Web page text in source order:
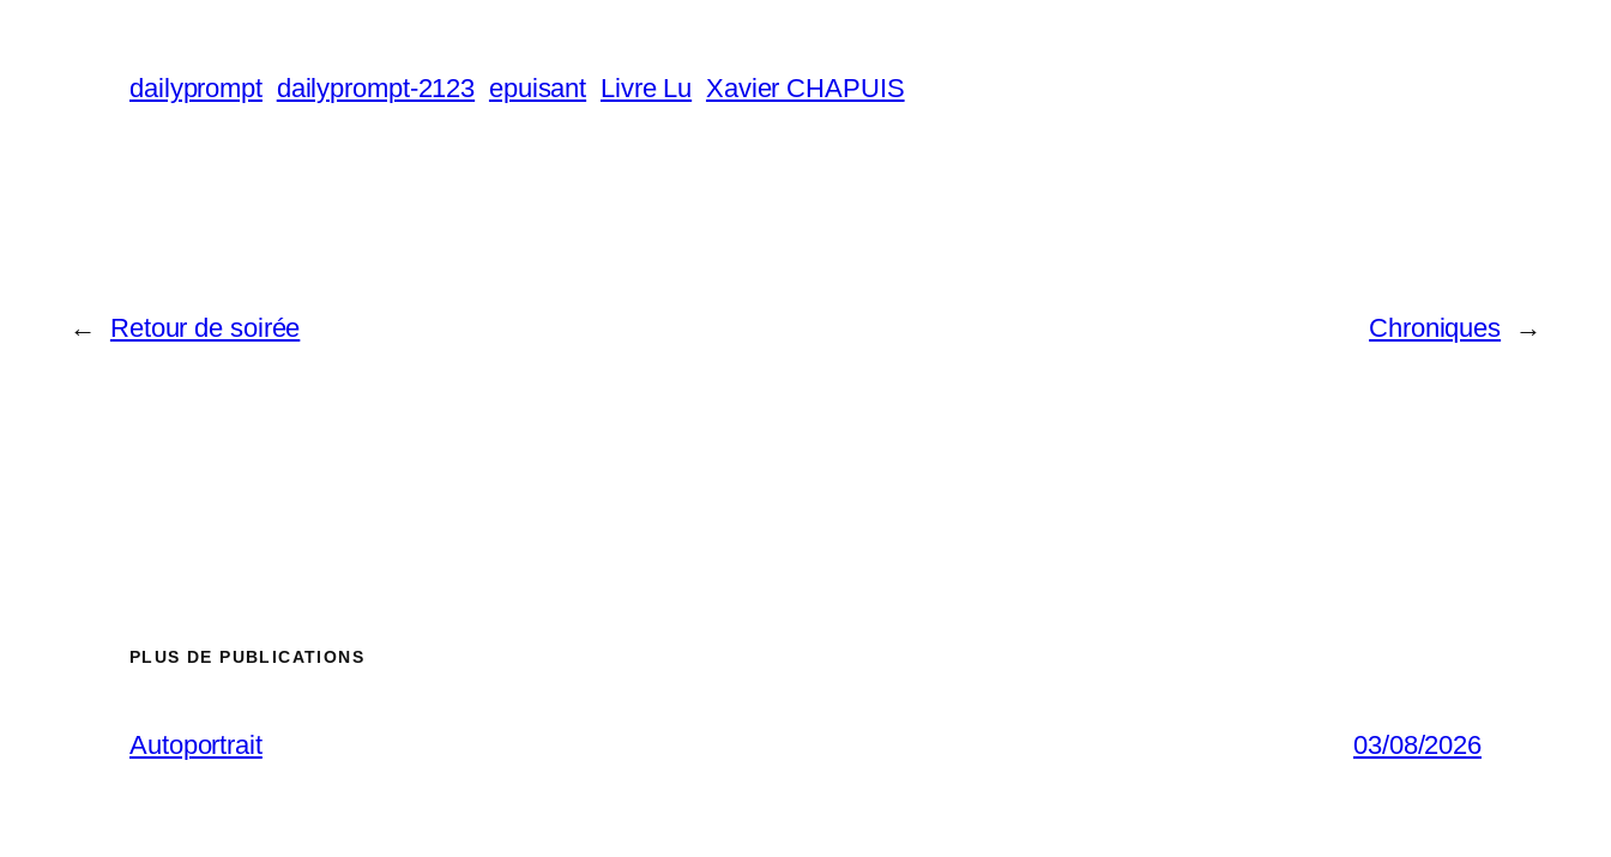
dailyprompt dailyprompt-2123 epuisant Livre Lu Xavier CHAPUIS
← Retour de soirée Chroniques →
PLUS DE PUBLICATIONS
Autoportrait 03/08/2026